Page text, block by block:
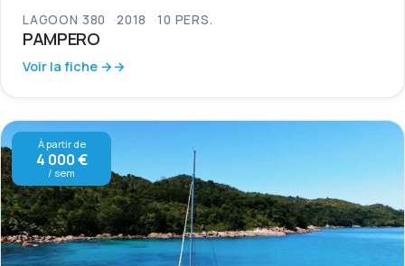
LAGOON 380 2018 10 PERS.
PAMPERO
Voir la fiche →
À partir de
4 000 €
/ sem